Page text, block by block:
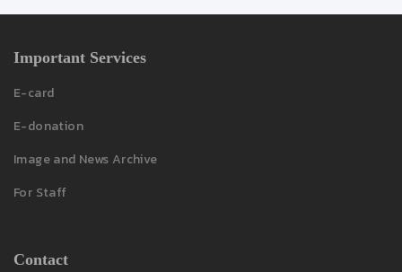
Important Services
E-card
E-donation
Image and News Archive
For Staff
Contact